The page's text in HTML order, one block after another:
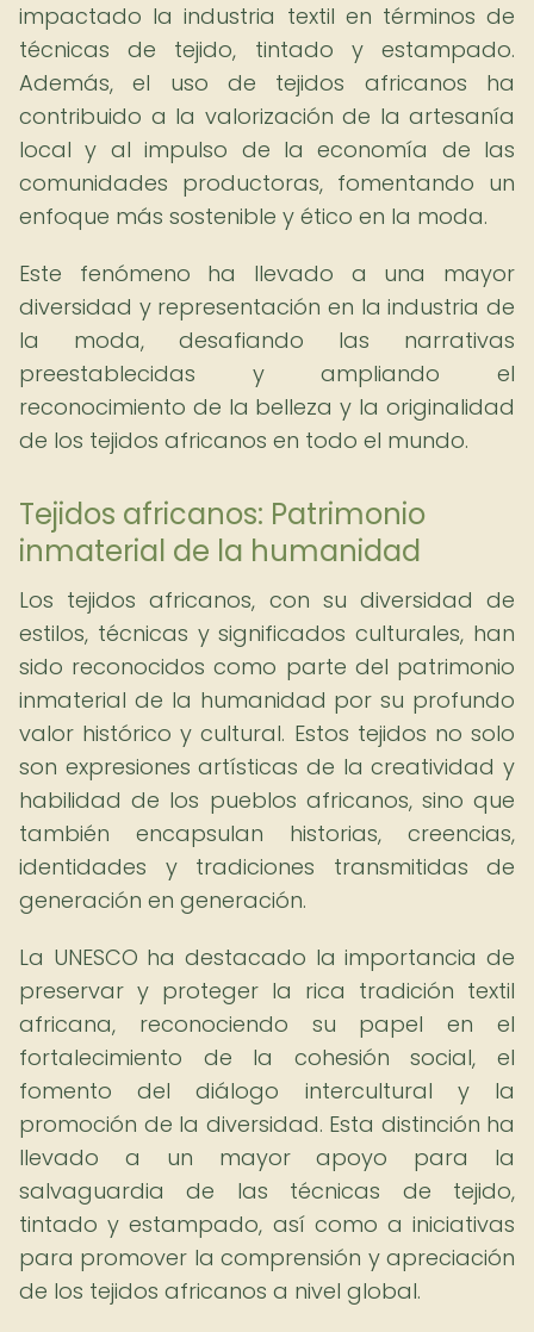
impactado la industria textil en términos de
técnicas de tejido, tintado y estampado.
Además, el uso de tejidos africanos ha
contribuido a la valorización de la artesanía
local y al impulso de la economía de las
comunidades productoras, fomentando un
enfoque más sostenible y ético en la moda.
Este fenómeno ha llevado a una mayor
diversidad y representación en la industria de
la moda, desafiando las narrativas
preestablecidas y ampliando el
reconocimiento de la belleza y la originalidad
de los tejidos africanos en todo el mundo.
Tejidos africanos: Patrimonio
inmaterial de la humanidad
Los tejidos africanos, con su diversidad de
estilos, técnicas y significados culturales, han
sido reconocidos como parte del patrimonio
inmaterial de la humanidad por su profundo
valor histórico y cultural. Estos tejidos no solo
son expresiones artísticas de la creatividad y
habilidad de los pueblos africanos, sino que
también encapsulan historias, creencias,
identidades y tradiciones transmitidas de
generación en generación.
La UNESCO ha destacado la importancia de
preservar y proteger la rica tradición textil
africana, reconociendo su papel en el
fortalecimiento de la cohesión social, el
fomento del diálogo intercultural y la
promoción de la diversidad. Esta distinción ha
llevado a un mayor apoyo para la
salvaguardia de las técnicas de tejido,
tintado y estampado, así como a iniciativas
para promover la comprensión y apreciación
de los tejidos africanos a nivel global.